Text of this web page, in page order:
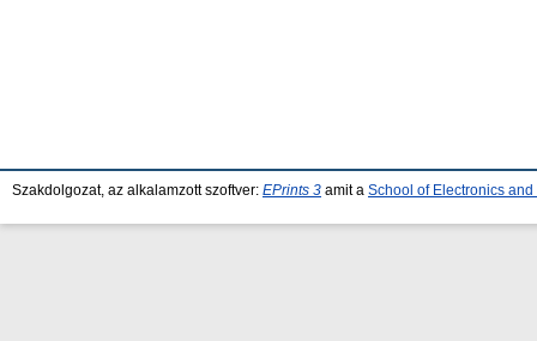
Szakdolgozat, az alkalamzott szoftver: EPrints 3 amit a School of Electronics